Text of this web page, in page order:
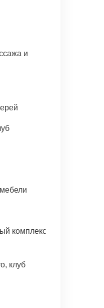
и
комплекс
клуб